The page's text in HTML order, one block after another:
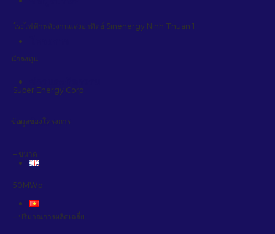
ติดต่อเรา
โรงไฟฟ้าพลังงานแสงอาทิตย์ Sinenergy Ninh Thuan 1
นักลงทุน
Super Energy Corp
ข้อมูลของโครงการ
– ขนาด
50MWp
– ปริมาณการผลิตเฉลี่ย